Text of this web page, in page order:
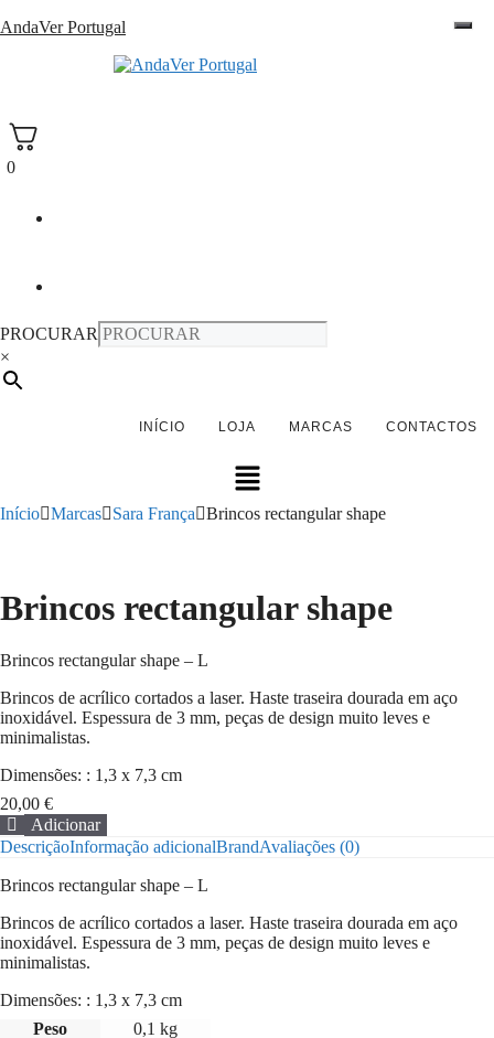
Saltar
AndaVer Portugal
0
PROCURAR
×
INÍCIO LOJA MARCAS CONTACTOS
Menu
Início Marcas Sara França Brincos rectangular shape
Brincos rectangular shape
Brincos rectangular shape – L
Brincos de acrílico cortados a laser. Haste traseira dourada em aço
inoxidável. Espessura de 3 mm, peças de design muito leves e
minimalistas.
Dimensões: : 1,3 x 7,3 cm
20,00 €
Quantidade
de
rectangular
Adicionar
DescriçãoInformação adicionalBrandAvaliações (0)
Brincos rectangular shape – L
Brincos de acrílico cortados a laser. Haste traseira dourada em aço
inoxidável. Espessura de 3 mm, peças de design muito leves e
minimalistas.
Dimensões: : 1,3 x 7,3 cm
Peso
0,1 kg